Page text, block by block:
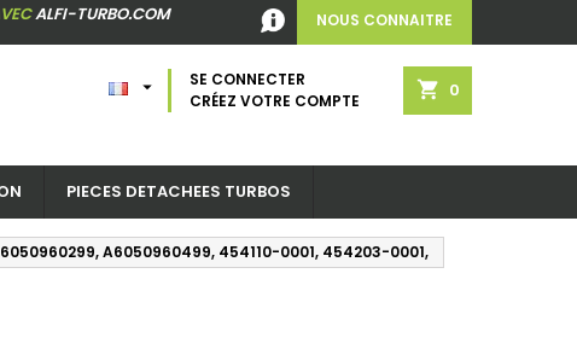
ALFI-TURBO.COM NOUS CONNAITRE
shopping_cart 0
SE CONNECTER
CRÉEZ VOTRE COMPTE

PIECES DETACHEES TURBOS
A6050960499, 454110-0001, 454203-0001,